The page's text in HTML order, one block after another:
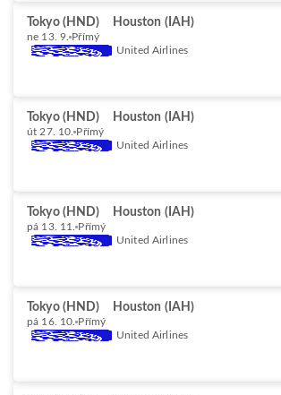
Tokyo (HND) Houston (IAH)
ne 13. 9. Přímý
United Airlines
Tokyo (HND) Houston (IAH)
út 27. 10. Přímý
United Airlines
Tokyo (HND) Houston (IAH)
pá 13. 11. Přímý
United Airlines
Tokyo (HND) Houston (IAH)
pá 16. 10. Přímý
United Airlines